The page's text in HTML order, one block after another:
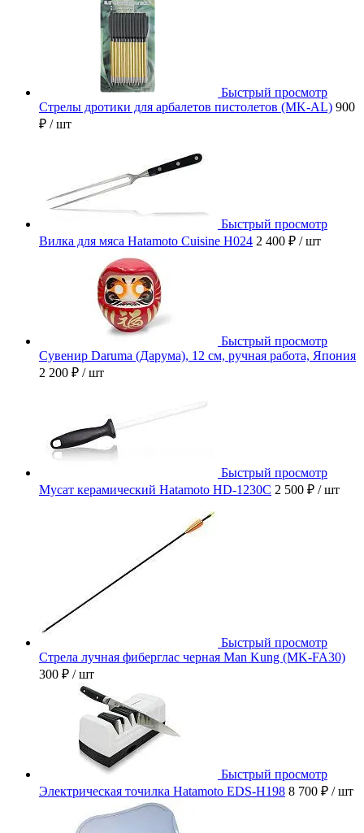
Быстрый просмотр
Стрелы дротики для арбалетов пистолетов (MK-AL) 900
₽ / шт
Быстрый просмотр
Вилка для мяса Hatamoto Cuisine H024 2 400 ₽ / шт
Быстрый просмотр
Сувенир Daruma (Дарума), 12 см, ручная работа, Япония
2 200 ₽ / шт
Быстрый просмотр
Мусат керамический Hatamoto HD-1230C 2 500 ₽ / шт
Быстрый просмотр
Стрела лучная фиберглас черная Man Kung (MK-FA30)
300 ₽ / шт
Быстрый просмотр
Электрическая точилка Hatamoto EDS-H198 8 700 ₽ / шт